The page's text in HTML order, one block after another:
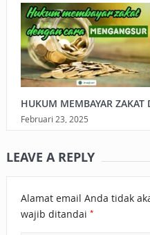
HUKUM MEMBAYAR ZAKAT
Februari 23, 2025
LEAVE A REPLY
Alamat email Anda tidak
wajib ditandai *